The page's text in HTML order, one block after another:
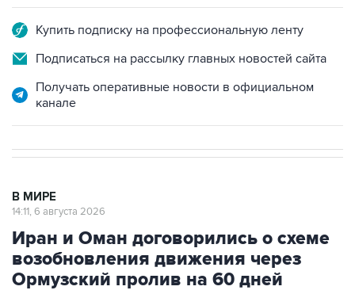
Купить подписку на профессиональную ленту
Подписаться на рассылку главных новостей сайта
Получать оперативные новости в официальном
канале
В МИРЕ
14:11, 6 августа 2026
Иран и Оман договорились о схеме
возобновления движения через
Ормузский пролив на 60 дней